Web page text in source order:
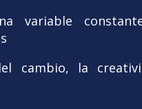
variable
cambio, la